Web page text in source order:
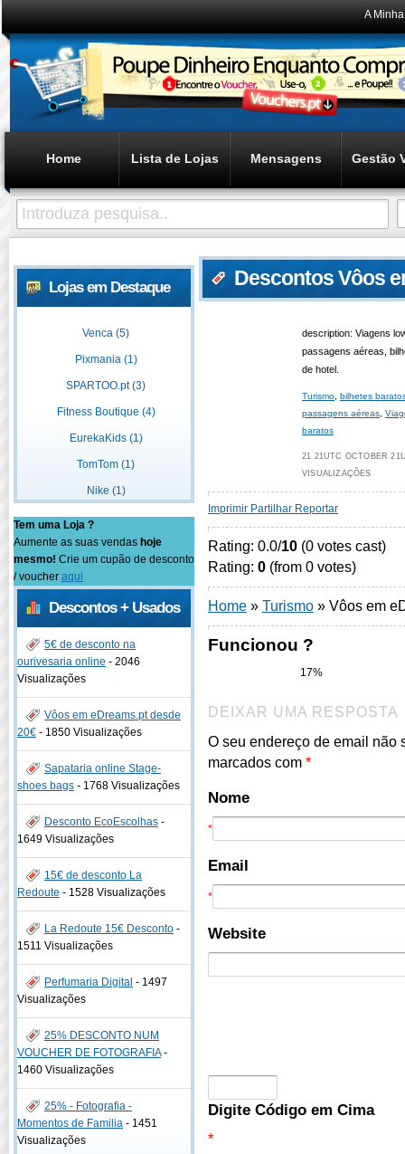
A
Home Lista de Lojas Mensagens Gestão
Lojas em Destaque
Venca (5)
Pixmania (1)
SPARTOO.pt (3)
Fitness Boutique (4)
EurekaKids (1)
TomTom (1)
Nike (1)
Tem uma Loja ?
Aumente as suas vendas hoje
mesmo! Crie um cupão de desconto
/ voucher aqui
Descontos + Usados
5€ de desconto na
ourivesaria online - 2046
Visualizações
Vôos em eDreams.pt desde
20€ - 1850 Visualizações
Sapataria online Stage-
shoes bags - 1768 Visualizações
Desconto EcoEscolhas -
1649 Visualizações
15€ de desconto La
Redoute - 1528 Visualizações
La Redoute 15€ Desconto -
1511 Visualizações
Perfumaria Digital - 1497
Visualizações
25% DESCONTO NUM
VOUCHER DE FOTOGRAFIA-
1460 Visualizações
25% - Fotografia -
Momentos de Familia - 1451
Visualizações
Descontos Vôos
description: Viagens
passagens aéreas,
de hotel.
Turismo bilhetes
passagens aéreas
baratos
21 21UTC OCTOBER
VISUALIZAÇÕES
Imprimir Partilhar Reportar
Rating: 0.0/10 (0 votes cast)
Rating: 0 (from 0 votes)
Home » Turismo » Vôos em
Funcionou ?
17%
DEIXAR UMA RESPOSTA
O seu endereço de email não
marcados com *
Nome
*
Email
*
Website
Digite Código em Cima
*